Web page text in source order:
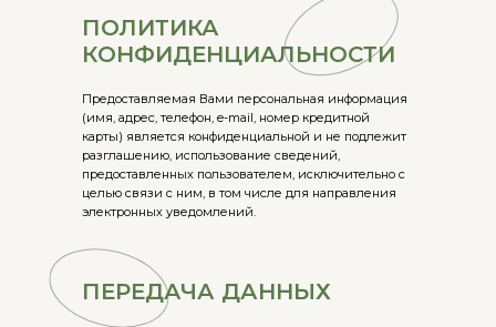
ПОЛИТИКА
КОНФИДЕНЦИАЛЬНОСТИ
Предоставляемая Вами персональная информация
(имя, адрес, телефон, e-mail, номер кредитной
карты) является конфиденциальной и не подлежит
разглашению, использование сведений,
предоставленных пользователем, исключительно с
целью связи с ним, в том числе для направления
электронных уведомлений.
ПЕРЕДАЧА ДАННЫХ